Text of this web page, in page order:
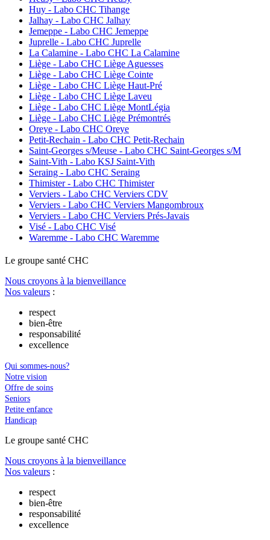
Huy - Labo CHC Tihange
Jalhay - Labo CHC Jalhay
Jemeppe - Labo CHC Jemeppe
Juprelle - Labo CHC Juprelle
La Calamine - Labo CHC La Calamine
Liège - Labo CHC Liège Aguesses
Liège - Labo CHC Liège Cointe
Liège - Labo CHC Liège Haut-Pré
Liège - Labo CHC Liège Laveu
Liège - Labo CHC Liège MontLégia
Liège - Labo CHC Liège Prémontrés
Oreye - Labo CHC Oreye
Petit-Rechain - Labo CHC Petit-Rechain
Saint-Georges s/Meuse - Labo CHC Saint-Georges s/M
Saint-Vith - Labo KSJ Saint-Vith
Seraing - Labo CHC Seraing
Thimister - Labo CHC Thimister
Verviers - Labo CHC Verviers CDV
Verviers - Labo CHC Verviers Mangombroux
Verviers - Labo CHC Verviers Prés-Javais
Visé - Labo CHC Visé
Waremme - Labo CHC Waremme
Le groupe santé CHC
Nous croyons à la bienveillance
Nos valeurs :
respect
bien-être
responsabilité
excellence
Qui sommes-nous?
Notre vision
Offre de soins
Seniors
Petite enfance
Handicap
Le groupe santé CHC
Nous croyons à la bienveillance
Nos valeurs :
respect
bien-être
responsabilité
excellence